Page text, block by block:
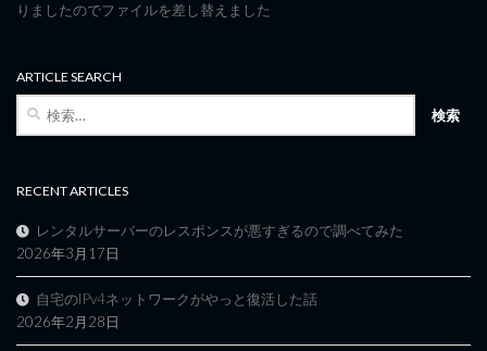
りましたのでファイルを差し替えました
ARTICLE SEARCH
RECENT ARTICLES
レンタルサーバーのレスポンスが悪すぎるので調べてみた
2026年3月17日
自宅のIPv4ネットワークがやっと復活した話
2026年2月28日